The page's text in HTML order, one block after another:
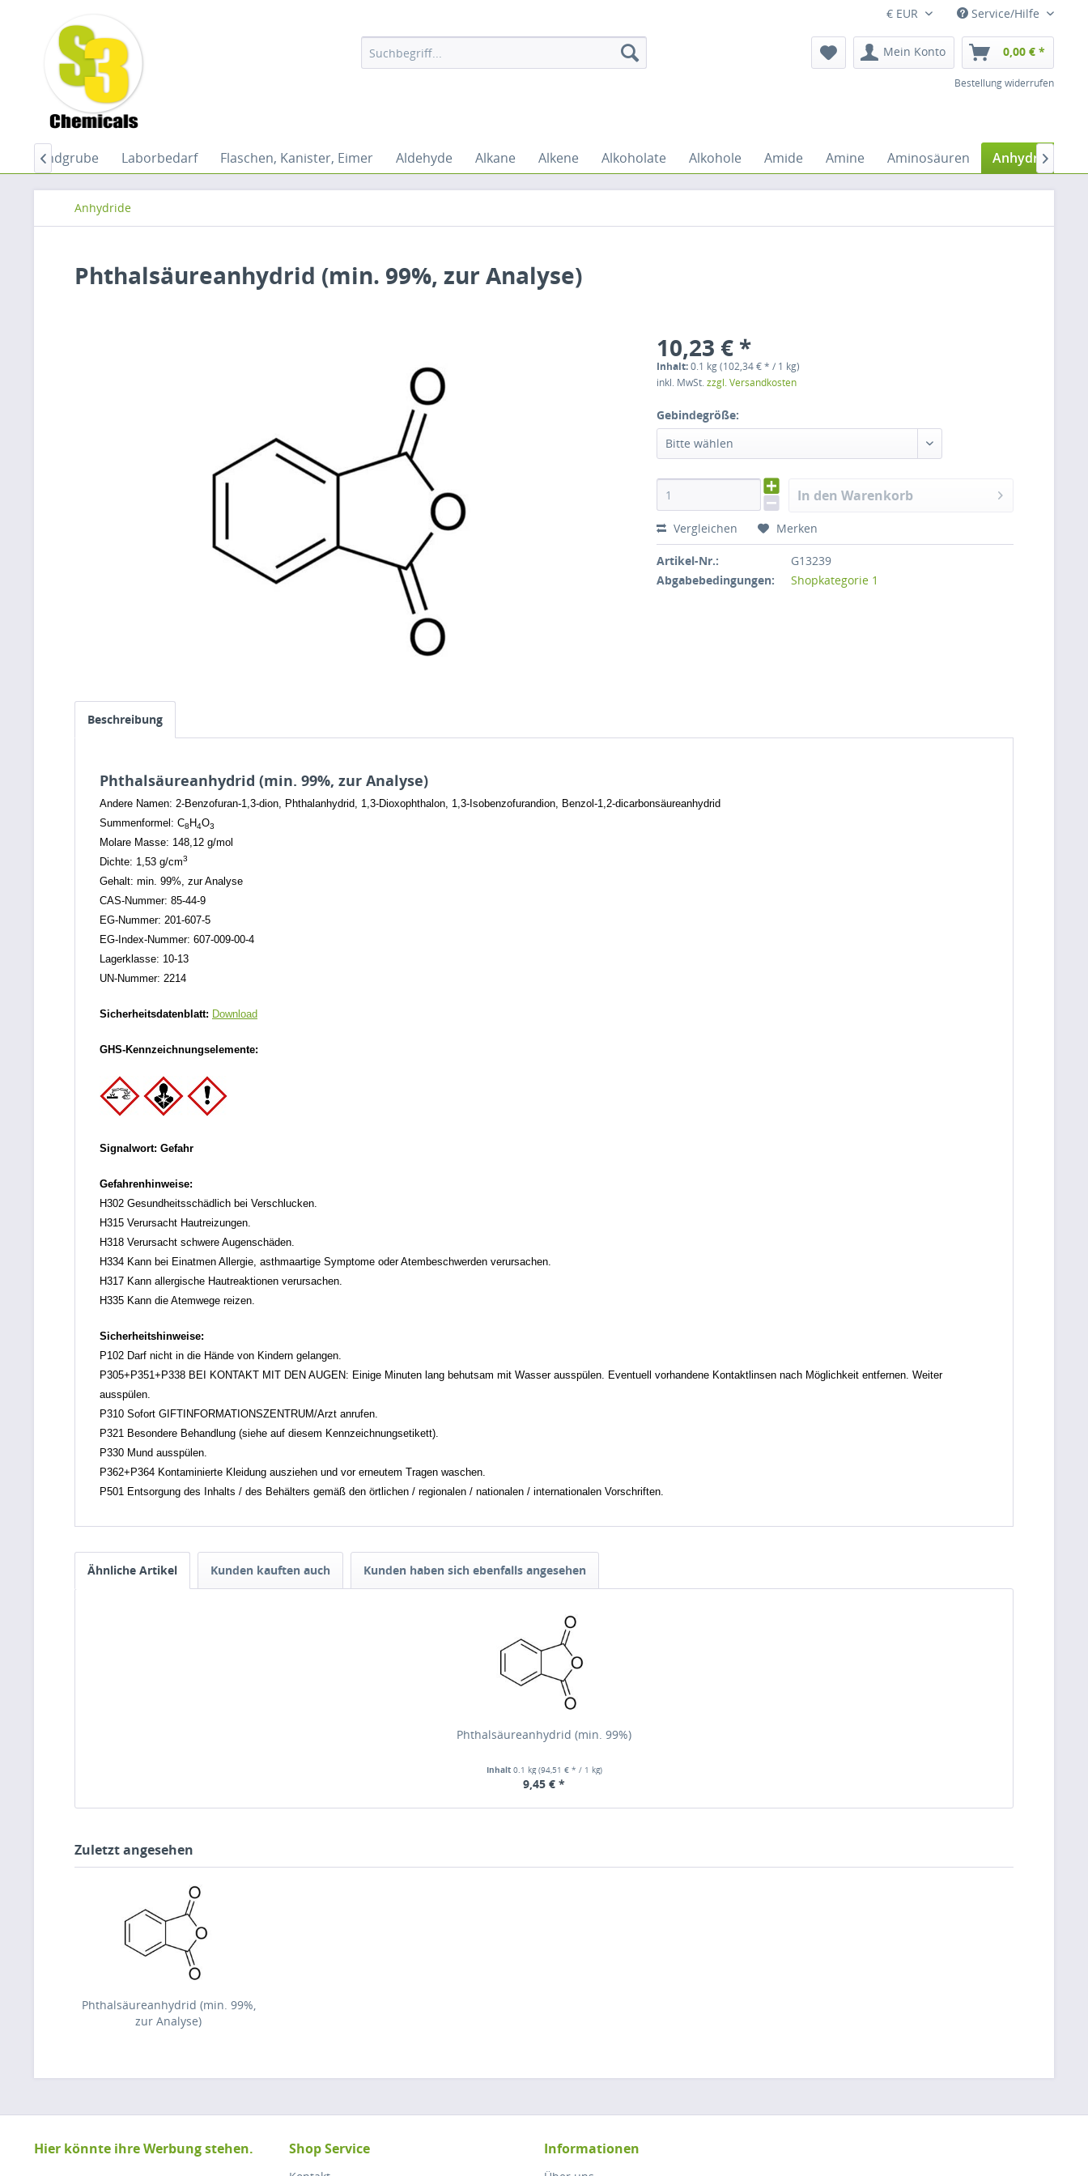
€ EUR Service/Hilfe
Mein Konto 0,00 € *
Bestellung widerrufen
Fundgrube Laborbedarf Flaschen, Kanister, Eimer Aldehyde Alkane Alkene Alkoholate Alkohole Amide Amine Aminosäuren Anhydride
 
Anhydride
Phthalsäureanhydrid (min. 99%, zur Analyse)
10,23 € *
Inhalt:0.1 kg (102,34 € * / 1 kg)
inkl. MwSt.zzgl. Versandkosten
Gebindegröße:
Bitte wählen
In den Warenkorb
Vergleichen Merken
Artikel-Nr.:
G13239
Abgabebedingungen:
Shopkategorie 1
Beschreibung
Phthalsäureanhydrid (min. 99%, zur Analyse)
Andere Namen: 2-Benzofuran-1,3-dion, Phthalanhydrid, 1,3-Dioxophthalon, 1,3-Isobenzofurandion, Benzol-1,2-dicarbonsäureanhydrid
Summenformel: C8 H4O3
Molare Masse: 148,12 g/mol
Dichte: 1,53 g/cm3
Gehalt: min. 99%, zur Analyse
CAS-Nummer: 85-44-9
EG-Nummer: 201-607-5
EG-Index-Nummer: 607-009-00-4
Lagerklasse: 10-13
UN-Nummer: 2214
Sicherheitsdatenblatt: Download
GHS-Kennzeichnungselemente:
Signalwort: Gefahr
Gefahrenhinweise:
H302 Gesundheitsschädlich bei Verschlucken.
H315 Verursacht Hautreizungen.
H318 Verursacht schwere Augenschäden.
H334 Kann bei Einatmen Allergie, asthmaartige Symptome oder Atembeschwerden verursachen.
H317 Kann allergische Hautreaktionen verursachen.
H335 Kann die Atemwege reizen.
Sicherheitshinweise:
P102 Darf nicht in die Hände von Kindern gelangen.
P305+P351+P338 BEI KONTAKT MIT DEN AUGEN: Einige Minuten lang behutsam mit Wasser ausspülen. Eventuell vorhandene Kontaktlinsen nach Möglichkeit entfernen. Weiter
ausspülen.
P310 Sofort GIFTINFORMATIONSZENTRUM/Arzt anrufen.
P321 Besondere Behandlung (siehe auf diesem Kennzeichnungsetikett).
P330 Mund ausspülen.
P362+P364 Kontaminierte Kleidung ausziehen und vor erneutem Tragen waschen.
P501 Entsorgung des Inhalts / des Behälters gemäß den örtlichen / regionalen / nationalen / internationalen Vorschriften.
Ähnliche Artikel Kunden kauften auch Kunden haben sich ebenfalls angesehen
Phthalsäureanhydrid (min. 99%)
Inhalt 0.1 kg(94,51 € * / 1 kg)
9,45 € *
Zuletzt angesehen
Phthalsäureanhydrid (min. 99%,
zur Analyse)
Hier könnte ihre Werbung stehen. Shop Service Informationen